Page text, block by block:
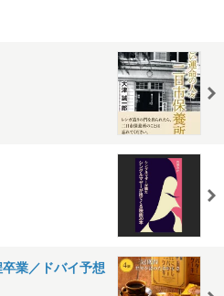
業／ドバイ予想